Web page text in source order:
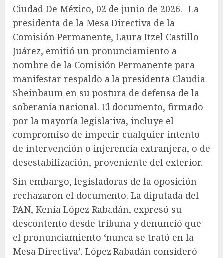
Ciudad De México, 02 de junio de 2026.- La
presidenta de la Mesa Directiva de la
Comisión Permanente, Laura Itzel Castillo
Juárez, emitió un pronunciamiento a
nombre de la Comisión Permanente para
manifestar respaldo a la presidenta Claudia
Sheinbaum en su postura de defensa de la
soberanía nacional. El documento, firmado
por la mayoría legislativa, incluye el
compromiso de impedir cualquier intento
de intervención o injerencia extranjera, o de
desestabilización, proveniente del exterior.
Sin embargo, legisladoras de la oposición
rechazaron el documento. La diputada del
PAN, Kenia López Rabadán, expresó su
descontento desde tribuna y denunció que
el pronunciamiento ‘nunca se trató en la
Mesa Directiva’. López Rabadán consideró